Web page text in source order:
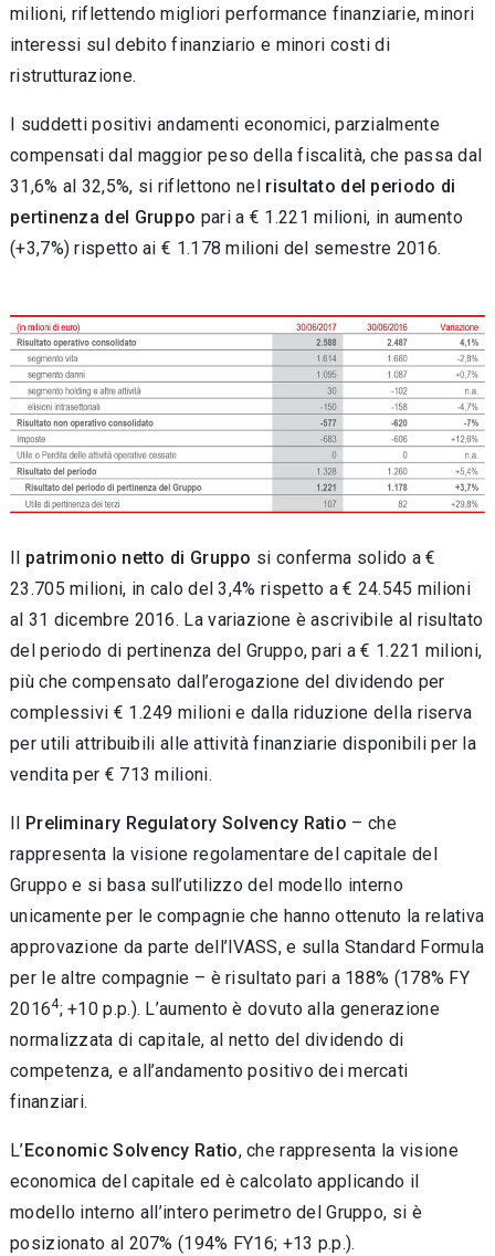
milioni, riflettendo migliori performance finanziarie, minori
interessi sul debito finanziario e minori costi di
ristrutturazione.
I suddetti positivi andamenti economici, parzialmente
compensati dal maggior peso della fiscalità, che passa dal
31,6% al 32,5%, si riflettono nel risultato del periodo di
pertinenza del Gruppo pari a € 1.221 milioni, in aumento
(+3,7%) rispetto ai € 1.178 milioni del semestre 2016.
patrimonio netto di Gruppo si conferma solido a €
23.705 milioni, in calo del 3,4% rispetto a € 24.545 milioni
al 31 dicembre 2016. La variazione è ascrivibile al risultato
del periodo di pertinenza del Gruppo, pari a € 1.221 milioni,
più che compensato dall’erogazione del dividendo per
complessivi € 1.249 milioni e dalla riduzione della riserva
per utili attribuibili alle attività finanziarie disponibili per la
vendita per € 713 milioni.
Preliminary Regulatory Solvency Ratio – che
rappresenta la visione regolamentare del capitale del
Gruppo e si basa sull’utilizzo del modello interno
unicamente per le compagnie che hanno ottenuto la relativa
approvazione da parte dell’IVASS, e sulla Standard Formula
per le altre compagnie – è risultato pari a 188% (178% FY
20164; +10 p.p.). L’aumento è dovuto alla generazione
normalizzata di capitale, al netto del dividendo di
competenza, e all’andamento positivo dei mercati
finanziari.
L’ Economic Solvency Ratio, che rappresenta la visione
economica del capitale ed è calcolato applicando il
modello interno all’intero perimetro del Gruppo, si è
posizionato al 207% (194% FY16; +13 p.p.).